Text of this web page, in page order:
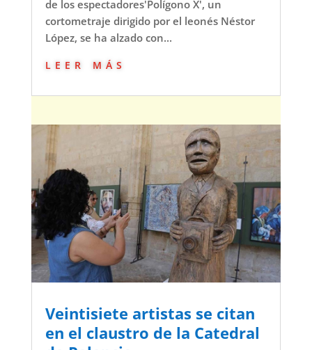
de los espectadores'Polígono X', un
cortometraje dirigido por el leonés Néstor
López, se ha alzado con...
leer más
Veintisiete artistas se citan
en el claustro de la Catedral